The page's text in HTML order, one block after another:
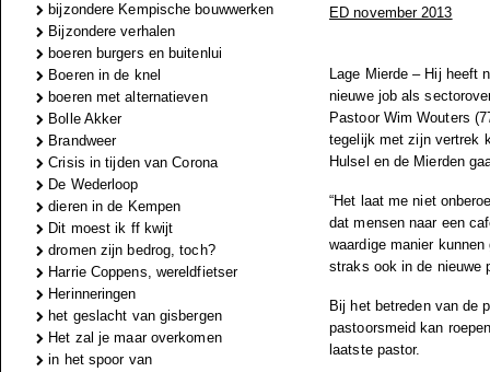
bijzondere Kempische bouwwerken
Bijzondere verhalen
boeren burgers en buitenlui
Boeren in de knel
boeren met alternatieven
Bolle Akker
Brandweer
Crisis in tijden van Corona
De Wederloop
dieren in de Kempen
Dit moest ik ff kwijt
dromen zijn bedrog, toch?
Harrie Coppens, wereldfietser
Herinneringen
het geslacht van gisbergen
Het zal je maar overkomen
in het spoor van
ED november 2013
Lage Mierde – Hij heeft
nieuwe job als
Pastoor Wim Wouters
tegelijk met zijn vertrek
Hulsel en de Mierden
“Het laat me niet
dat mensen naar een
waardige manier
straks ook in de nieuwe
Bij het betreden van de
pastoorsmeid kan
laatste pastor.